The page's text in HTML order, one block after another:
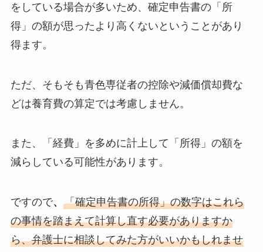
をしている場合が多いため、確定申告書の「所
得」の額が思ったより高くないということがあり
得ます。
ただ、そもそも青色専従者の控除や減価償却費な
どは養育費の算定では考慮しません。
また、「経費」を多めに計上して「所得」の額を
減らしている可能性があります。
ですので、 「確定申告書の所得」の数字はこれら
の事情を踏まえて計算し直す必要がありますか
ら、弁護士に相談してみた方がいいかもしれませ